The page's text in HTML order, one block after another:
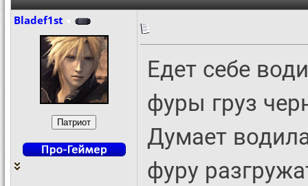
Bladef1st
Едет себе
фуры груз
Думает
фуру